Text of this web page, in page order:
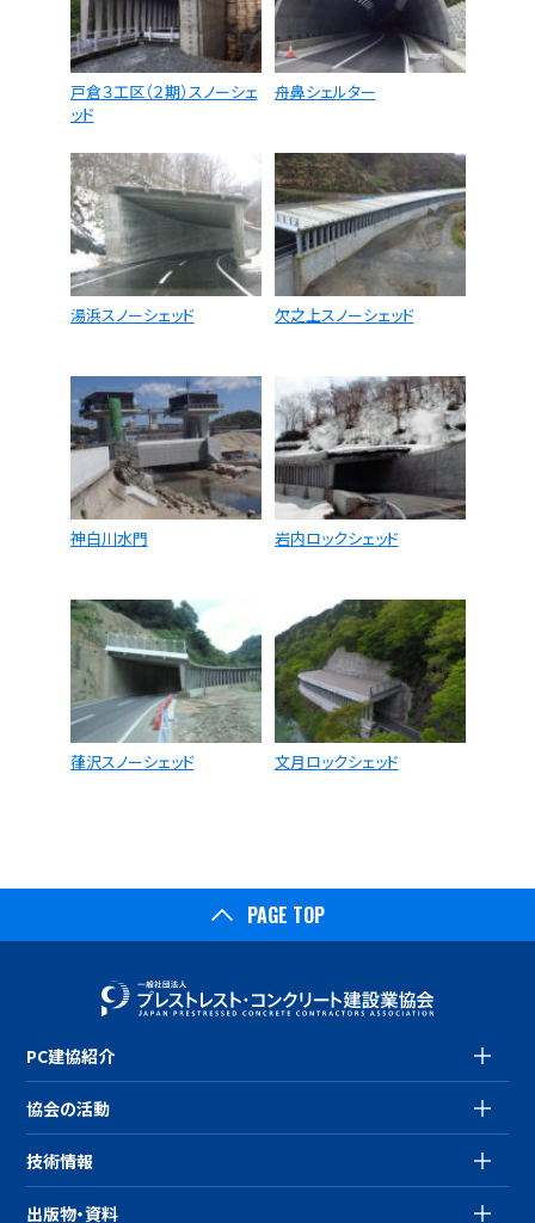
戸倉３工区（２期）スノーシェ
ッド
舟鼻シェルター
湯浜スノーシェッド 欠之上スノーシェッド
神白川水門 岩内ロックシェッド
葎沢スノーシェッド 文月ロックシェッド
PAGE TOP
PC建協紹介
協会の活動
技術情報
出版物・資料